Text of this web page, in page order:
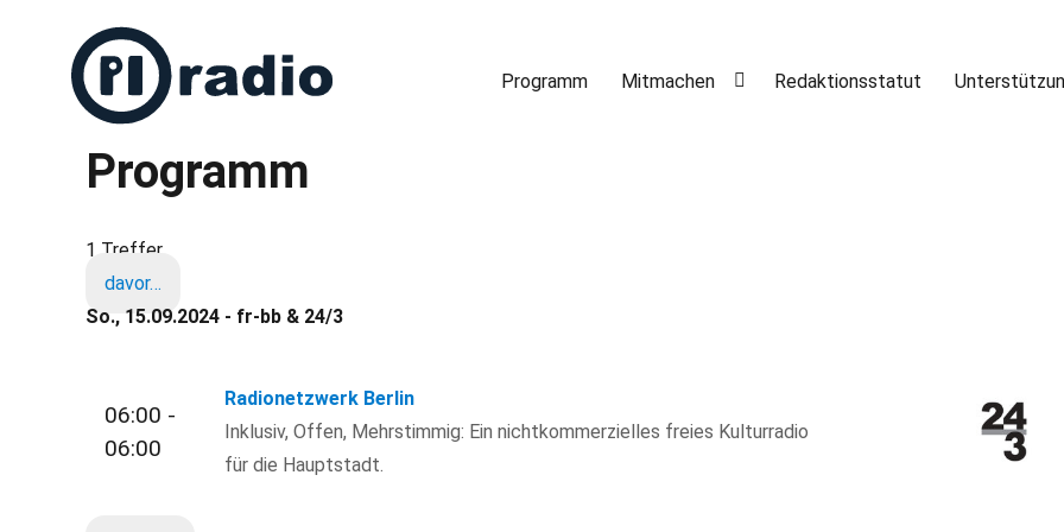
Freies Radio in Berlin
Programm Mitmachen Redaktionsstatut
Programm
1 Treffer
davor…
So., 15.09.2024 - fr-bb & 24/3
06:00 -
06:00
Radionetzwerk Berlin
Inklusiv, Offen, Mehrstimmig: Ein nichtkommerzielles freies Kulturradio
für die Hauptstadt.